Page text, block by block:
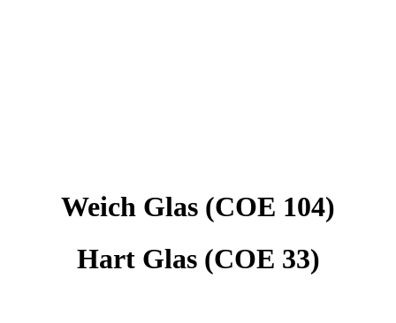
Weich Glas (COE 104)
Hart Glas (COE 33)